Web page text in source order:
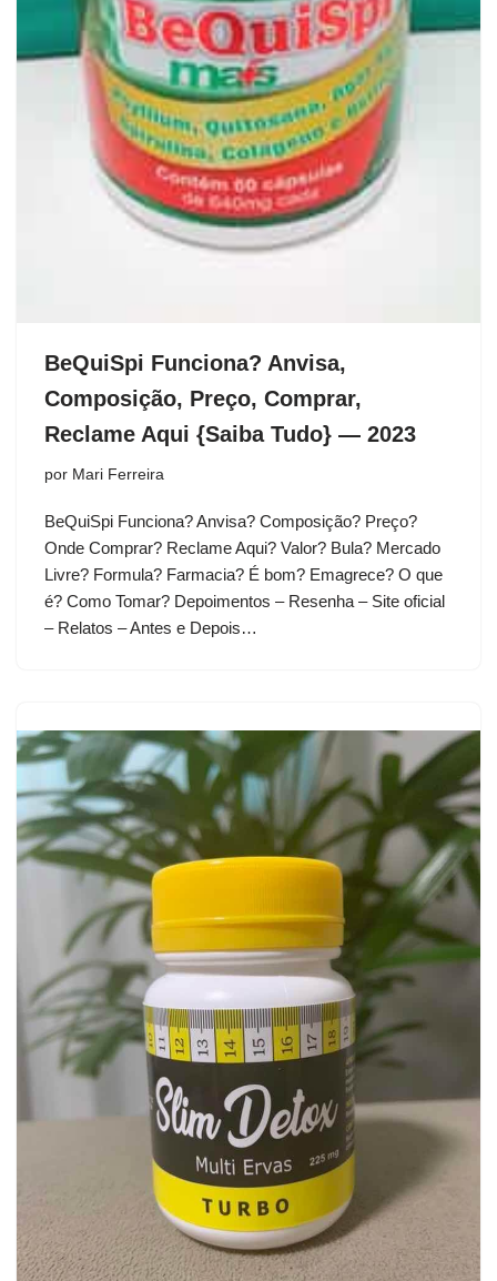
BeQuiSpi Funciona? Anvisa,
Composição, Preço, Comprar,
Reclame Aqui {Saiba Tudo} — 2023
por Mari Ferreira
BeQuiSpi Funciona? Anvisa? Composição? Preço?
Onde Comprar? Reclame Aqui? Valor? Bula? Mercado
Livre? Formula? Farmacia? É bom? Emagrece? O que
é? Como Tomar? Depoimentos – Resenha – Site oficial
– Relatos – Antes e Depois…